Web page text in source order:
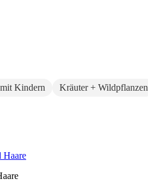
Kindern Kräuter + Wildpflanzen